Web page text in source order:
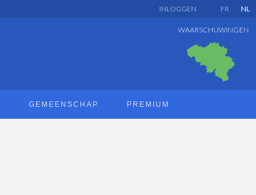
FR NL
INLOGGEN
WAARSCHUWINGEN
GEMEENSCHAP PREMIUM